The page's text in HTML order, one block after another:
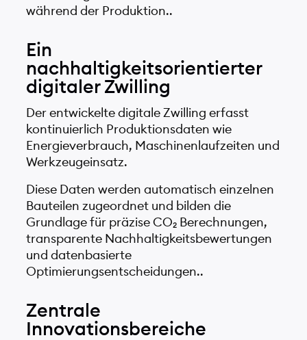
während der Produktion..
Ein
nachhaltigkeitsorientierter
digitaler Zwilling
Der entwickelte digitale Zwilling erfasst
kontinuierlich Produktionsdaten wie
Energieverbrauch, Maschinenlaufzeiten und
Werkzeugeinsatz.
Diese Daten werden automatisch einzelnen
Bauteilen zugeordnet und bilden die
Grundlage für präzise CO₂ Berechnungen,
transparente Nachhaltigkeitsbewertungen
und datenbasierte
Optimierungsentscheidungen..
Zentrale
Innovationsbereiche